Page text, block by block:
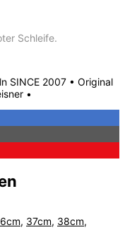
Schleife.
SINCE 2007 • Original
•
, 37cm, 38cm,